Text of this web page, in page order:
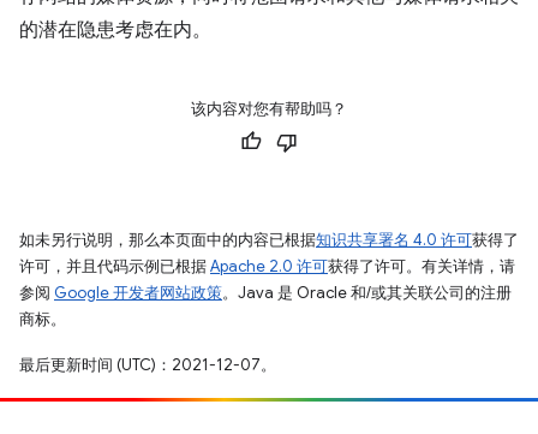
的潜在隐患考虑在内。
该内容对您有帮助吗？
如未另行说明，那么本页面中的内容已根据知识共享署名 4.0 许可获得了
许可，并且代码示例已根据Apache 2.0 许可获得了许可。有关详情，请
参阅 Google 开发者网站政策。Java 是 Oracle 和/或其关联公司的注册
商标。
最后更新时间 (UTC)：2021-12-07。